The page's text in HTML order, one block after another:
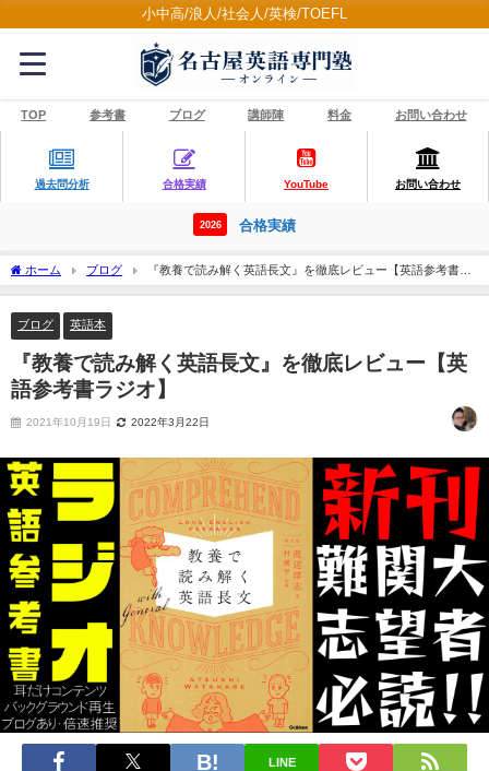
小中高/浪人/社会人/英検/TOEFL
TOP 参考書 ブログ 講師陣 料金 お問い合わせ
過去問分析 合格実績 YouTube お問い合わせ
2026 合格実績
ホーム ブログ
『教養で読み解く英語長文』を徹底レビュー【英語参考書ラ
ジオ】
ブログ 英語本
『教養で読み解く英語長文』を徹底レビュー【英
語参考書ラジオ】
2021年10月19日 2022年3月22日
LINE